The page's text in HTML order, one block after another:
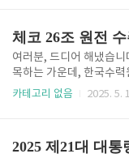
이미 여..
서, 새로운 통신 기술 시
더불어, 유심 없이도 통
시대가 도래하고 있다는
술적 차별성은 더욱 주목
관측 바로가기 SK 유심
여러분, 드디어 해냈습
목하는 가운데, 한국수
의 원전 수출 계약을 성
👉산업통상자원부 발표
카테고리 없음 2025. 5.